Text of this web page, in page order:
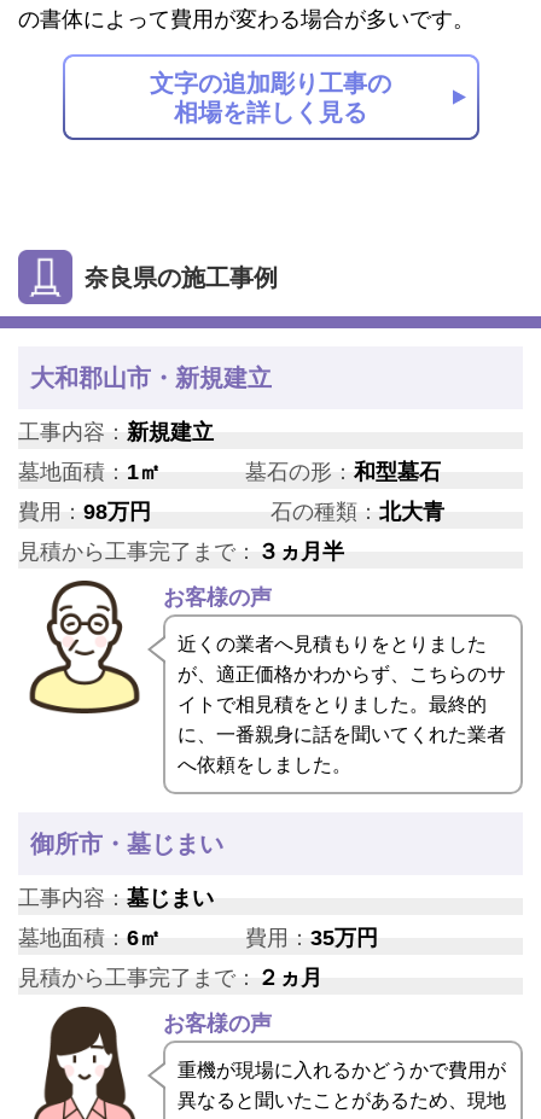
の書体によって費用が変わる場合が多いです。
文字の追加彫り工事の
相場を詳しく見る
奈良県の施工事例
大和郡山市・新規建立
工事内容： 新規建立
墓地面積： 1㎡ 墓石の形：和型墓石
費用： 98万円 石の種類： 北大青
見積から工事完了まで： ３ヵ月半
お客様の声
近くの業者へ見積もりをとりました
が、適正価格かわからず、こちらのサ
イトで相見積をとりました。最終的
に、一番親身に話を聞いてくれた業者
へ依頼をしました。
御所市・墓じまい
工事内容： 墓じまい
墓地面積： 6㎡ 費用：35万円
見積から工事完了まで： ２ヵ月
お客様の声
重機が現場に入れるかどうかで費用が
異なると聞いたことがあるため、現地